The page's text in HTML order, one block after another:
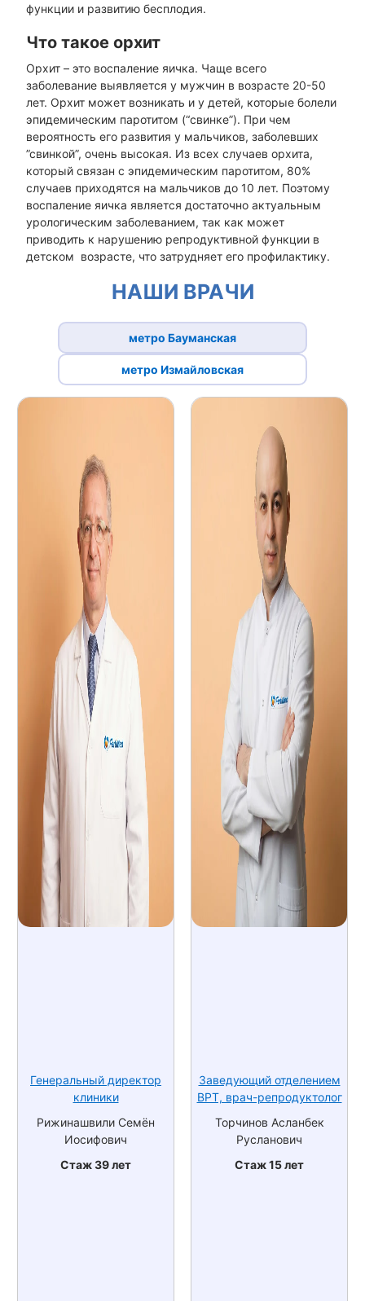
функции и развитию бесплодия.
Что такое орхит
Орхит – это воспаление яичка. Чаще всего
заболевание выявляется у мужчин в возрасте 20-50
лет. Орхит может возникать и у детей, которые болели
эпидемическим паротитом (“свинке”). При чем
вероятность его развития у мальчиков, заболевших
”свинкой”, очень высокая. Из всех случаев орхита,
который связан с эпидемическим паротитом, 80%
случаев приходятся на мальчиков до 10 лет. Поэтому
воспаление яичка является достаточно актуальным
урологическим заболеванием, так как может
приводить к нарушению репродуктивной функции в
детском возрасте, что затрудняет его профилактику.
НАШИ ВРАЧИ
метро Бауманская
метро Измайловская
Генеральный директор
клиники
Рижинашвили Семён
Иосифович
Стаж 39 лет
Заведующий отделением
ВРТ, врач-репродуктолог
Торчинов Асланбек
Русланович
Стаж 15 лет